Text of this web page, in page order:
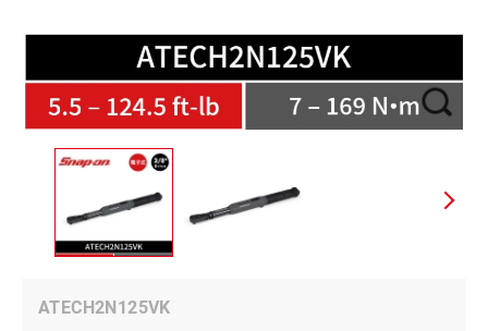
ATECH2N125VK